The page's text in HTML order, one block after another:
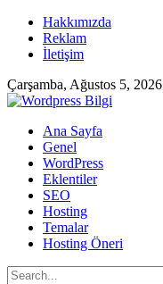
Hakkımızda
Reklam
İletişim
Çarşamba, Ağustos 5, 2026
Ana Sayfa
Genel
WordPress
Eklentiler
SEO
Hosting
Temalar
Hosting Öneri